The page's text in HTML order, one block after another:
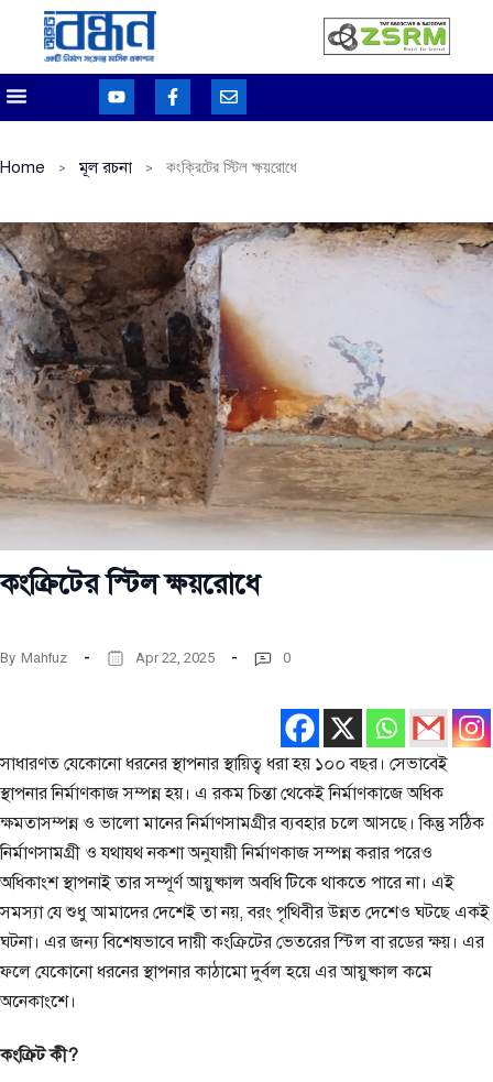
Home মূল রচনা কংক্রিটের স্টিল ক্ষয়রোধে
কংক্রিটের স্টিল ক্ষয়রোধে
By Mahfuz Apr 22, 2025 0
সাধারণত যেকোনো ধরনের স্থাপনার স্থায়িত্ব ধরা হয় ১০০ বছর। সেভাবেই
স্থাপনার নির্মাণকাজ সম্পন্ন হয়। এ রকম চিন্তা থেকেই নির্মাণকাজে অধিক
ক্ষমতাসম্পন্ন ও ভালো মানের নির্মাণসামগ্রীর ব্যবহার চলে আসছে। কিন্তু সঠিক
নির্মাণসামগ্রী ও যথাযথ নকশা অনুযায়ী নির্মাণকাজ সম্পন্ন করার পরেও
অধিকাংশ স্থাপনাই তার সম্পূর্ণ আয়ুষ্কাল অবধি টিকে থাকতে পারে না। এই
সমস্যা যে শুধু আমাদের দেশেই তা নয়, বরং পৃথিবীর উন্নত দেশেও ঘটছে একই
ঘটনা। এর জন্য বিশেষভাবে দায়ী কংক্রিটের ভেতরের স্টিল বা রডের ক্ষয়। এর
ফলে যেকোনো ধরনের স্থাপনার কাঠামো দুর্বল হয়ে এর আয়ুষ্কাল কমে
অনেকাংশে।
কংক্রিট কী?